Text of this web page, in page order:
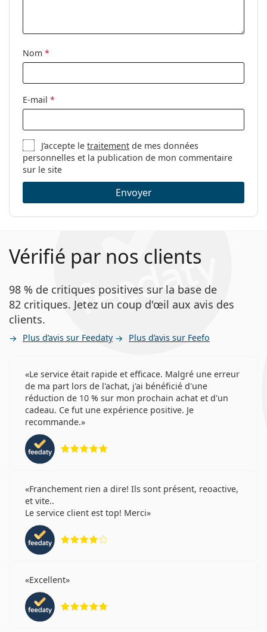
Nom *
E-mail *
J’accepte letraitement de mes données
personnelles et la publication de mon commentaire
sur le site
Envoyer
Vérifié par nos clients
98 % de critiques positives sur la base de
82 critiques. Jetez un coup d'œil aux avis des
clients.
Plus d’avis sur Feedaty Plus d’avis sur Feefo
Le service était rapide et efficace. Malgré une erreur
de ma part lors de l'achat, j'ai bénéficié d'une
réduction de 10 % sur mon prochain achat et d'un
cadeau. Ce fut une expérience positive. Je
recommande.
Franchement rien a dire! Ils sont présent, reoactive,
et vite..
Le service client est top! Merci
Excellent